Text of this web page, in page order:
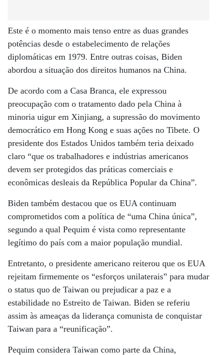
Este é o momento mais tenso entre as duas grandes
potências desde o estabelecimento de relações
diplomáticas em 1979. Entre outras coisas, Biden
abordou a situação dos direitos humanos na China.
De acordo com a Casa Branca, ele expressou
preocupação com o tratamento dado pela China à
minoria uigur em Xinjiang, a supressão do movimento
democrático em Hong Kong e suas ações no Tibete. O
presidente dos Estados Unidos também teria deixado
claro “que os trabalhadores e indústrias americanos
devem ser protegidos das práticas comerciais e
econômicas desleais da República Popular da China”.
Biden também destacou que os EUA continuam
comprometidos com a política de “uma China única”,
segundo a qual Pequim é vista como representante
legítimo do país com a maior população mundial.
Entretanto, o presidente americano reiterou que os EUA
rejeitam firmemente os “esforços unilaterais” para mudar
o status quo de Taiwan ou prejudicar a paz e a
estabilidade no Estreito de Taiwan. Biden se referiu
assim às ameaças da liderança comunista de conquistar
Taiwan para a “reunificação”.
Pequim considera Taiwan como parte da China,